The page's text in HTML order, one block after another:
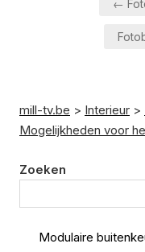
←
mill-tv.be > Interieur >
Mogelijkheden voor
Zoeken
Modulaire